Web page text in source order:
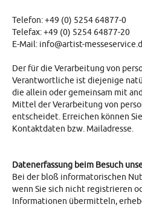
Telefon: +49 (0) 5254 64877-0
Telefax: +49 (0) 5254 64877-20
E-Mail: info@artist-
Der für die Verarbeitung von
Verantwortliche ist diejenige
die allein oder gemeinsam mit
Mittel der Verarbeitung von
entscheidet. Erreichen können
Kontaktdaten bzw. Mailadresse.
Datenerfassung beim Besuch
Bei der bloß informatorischen
wenn Sie sich nicht registrieren
Informationen übermitteln,